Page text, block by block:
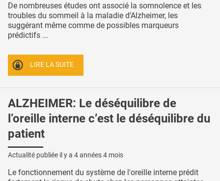
De nombreuses études ont associé la somnolence et les
troubles du sommeil à la maladie d’Alzheimer, les
suggérant même comme de possibles marqueurs
prédictifs ...
LIRE LA SUITE
ALZHEIMER: Le déséquilibre de
l’oreille interne c’est le déséquilibre du
patient
Actualité publiée il y a 4 années 4 mois
Le fonctionnement du système de l'oreille interne prédit